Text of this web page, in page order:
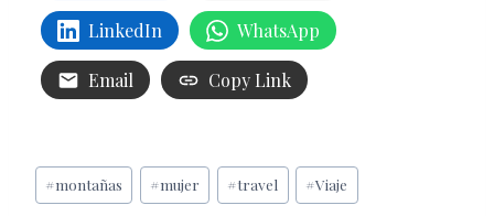
LinkedIn WhatsApp
Email Copy Link
Etiquetas
de
#montañas #mujer #travel #Viaje